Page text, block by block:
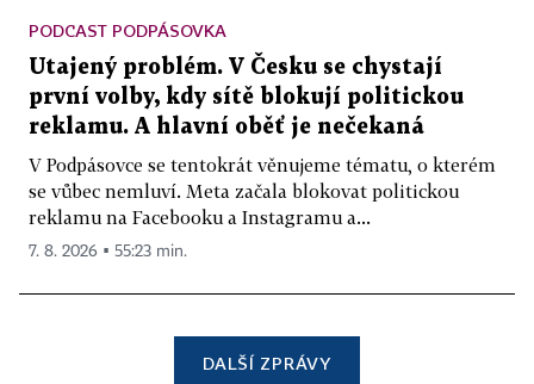
PODCAST PODPÁSOVKA
Utajený problém. V Česku se chystají
první volby, kdy sítě blokují politickou
reklamu. A hlavní oběť je nečekaná
V Podpásovce se tentokrát věnujeme tématu, o kterém
se vůbec nemluví. Meta začala blokovat politickou
reklamu na Facebooku a Instagramu a...
7. 8. 2026 ▪ 55:23 min.
DALŠÍ ZPRÁVY